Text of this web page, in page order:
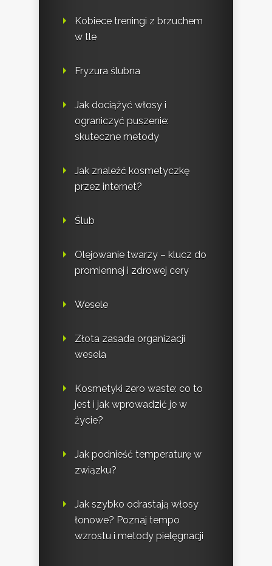
Kobiece treningi z brzuchem
w tle
Fryzura ślubna
Jak dociążyć włosy i
ograniczyć puszenie:
skuteczne metody
Jak znaleźć kosmetyczkę
przez internet?
Ślub
Olejowanie twarzy – klucz do
promiennej i zdrowej cery
Wesele
Złota zasada organizacji
wesela
Kosmetyki zero waste: co to
jest i jak wprowadzić je w
życie?
Jak podnieść temperaturę w
związku?
Jak szybko odrastają włosy
łonowe? Poznaj tempo
wzrostu i metody pielęgnacji